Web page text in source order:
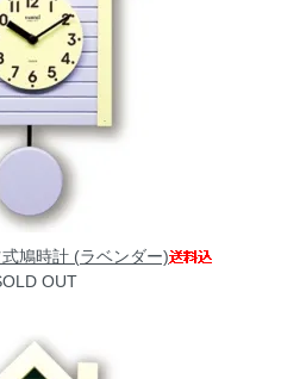
鳩時計 (ラベンダー)
OUT